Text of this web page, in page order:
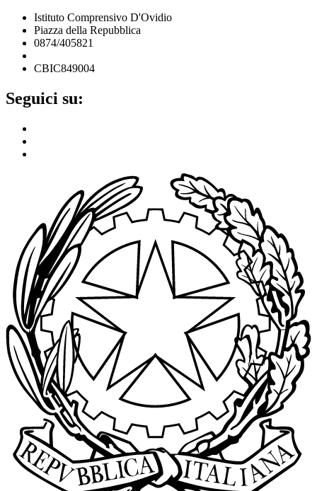
Istituto Comprensivo D'Ovidio
Piazza della Repubblica
0874/405821
CBIC849004
Seguici su: